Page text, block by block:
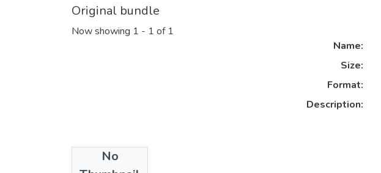
Original bundle
Now showing 1 - 1 of 1
No
Name:
Size:
Format:
Description:
Collections